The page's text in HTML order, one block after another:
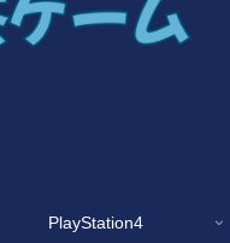
PlayStation4